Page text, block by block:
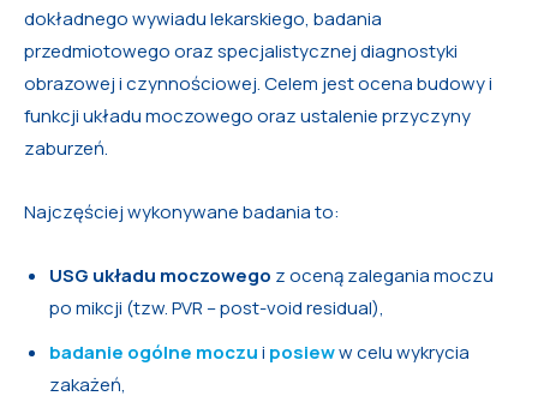
dokładnego wywiadu lekarskiego, badania
przedmiotowego oraz specjalistycznej diagnostyki
obrazowej i czynnościowej. Celem jest ocena budowy i
funkcji układu moczowego oraz ustalenie przyczyny
zaburzeń.
Najczęściej wykonywane badania to:
USG układu moczowego z oceną zalegania moczu
po mikcji (tzw. PVR – post-void residual),
badanie ogólne moczui posieww celu wykrycia
zakażeń,